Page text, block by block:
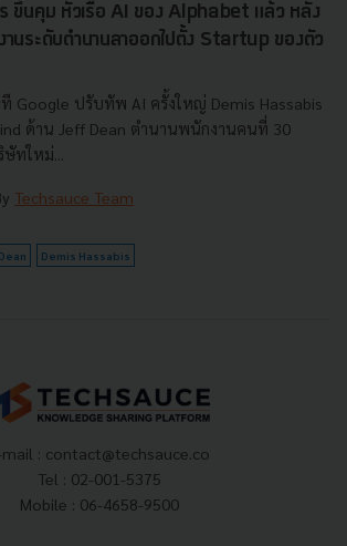
ขึ้นคุม หัวเรือ AI ของ Alphabet แล้ว หลัง
ระดับตำนานลาออกไปตั้ง Startup ของตัว
Google ปรับทัพ AI ครั้งใหญ่ Demis Hassabis
ด้าน Jeff Dean ตำนานพนักงานคนที่ 30
ษัทใหม่...
Techsauce Team
Demis Hassabis
mail : contact@techsauce.co
Tel : 02-001-5375
Mobile : 06-4658-9500